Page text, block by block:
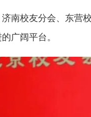
南校友分会、东营
广阔平台。